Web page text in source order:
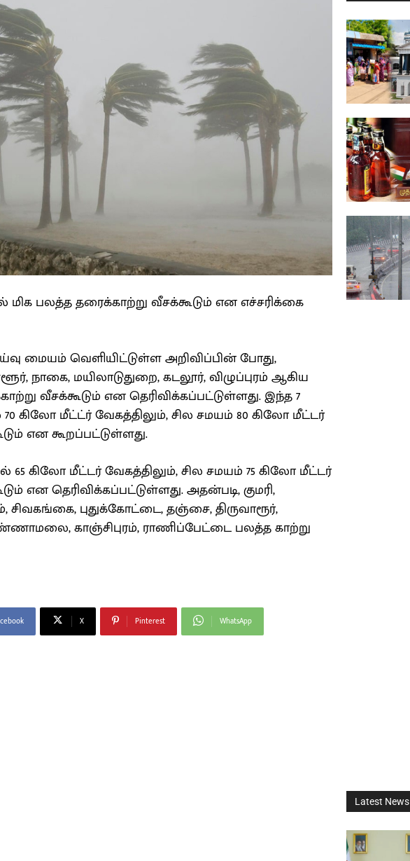
பலத்த தரைக்காற்று வீசக்கூடும் என எச்சரிக்கை
மையம் வெளியிட்டுள்ள அறிவிப்பின் போது,
நாகை, மயிலாடுதுறை, கடலூர், விழுப்புரம் ஆகிய
வீசக்கூடும் என தெரிவிக்கப்பட்டுள்ளது. இந்த 7
கிலோ மீட்ட்ர் வேகத்திலும், சில சமயம் 80 கிலோ மீட்டர்
என கூறப்பட்டுள்ளது.
65 கிலோ மீட்டர் வேகத்திலும், சில சமயம் 75 கிலோ மீட்டர்
என தெரிவிக்கப்பட்டுள்ளது. அதன்படி, குமரி,
சிவகங்கை, புதுக்கோட்டை, தஞ்சை, திருவாரூர்,
காஞ்சிபுரம், ராணிப்பேட்டை பலத்த காற்று
X Pinterest WhatsApp
Latest News